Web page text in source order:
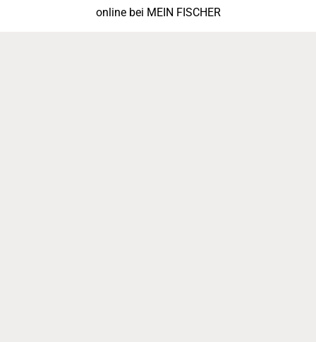
online bei MEIN FISCHER